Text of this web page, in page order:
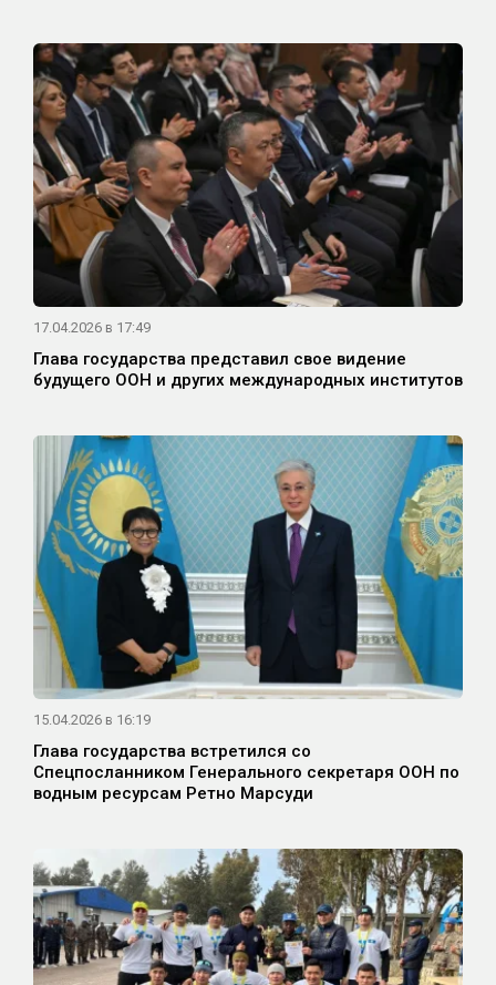
17.04.2026 в 17:49
Глава государства представил свое видение
будущего ООН и других международных институтов
15.04.2026 в 16:19
Глава государства встретился со
Спецпосланником Генерального секретаря ООН по
водным ресурсам Ретно Марсуди